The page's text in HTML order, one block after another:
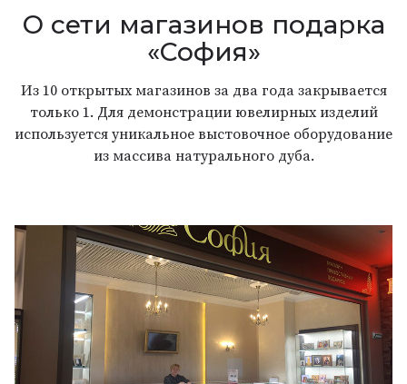
О сети магазинов подарка
«София»
Из 10 открытых магазинов за два года закрывается
только 1. Для демонстрации ювелирных изделий
используется уникальное выстовочное оборудование
из массива натурального дуба.